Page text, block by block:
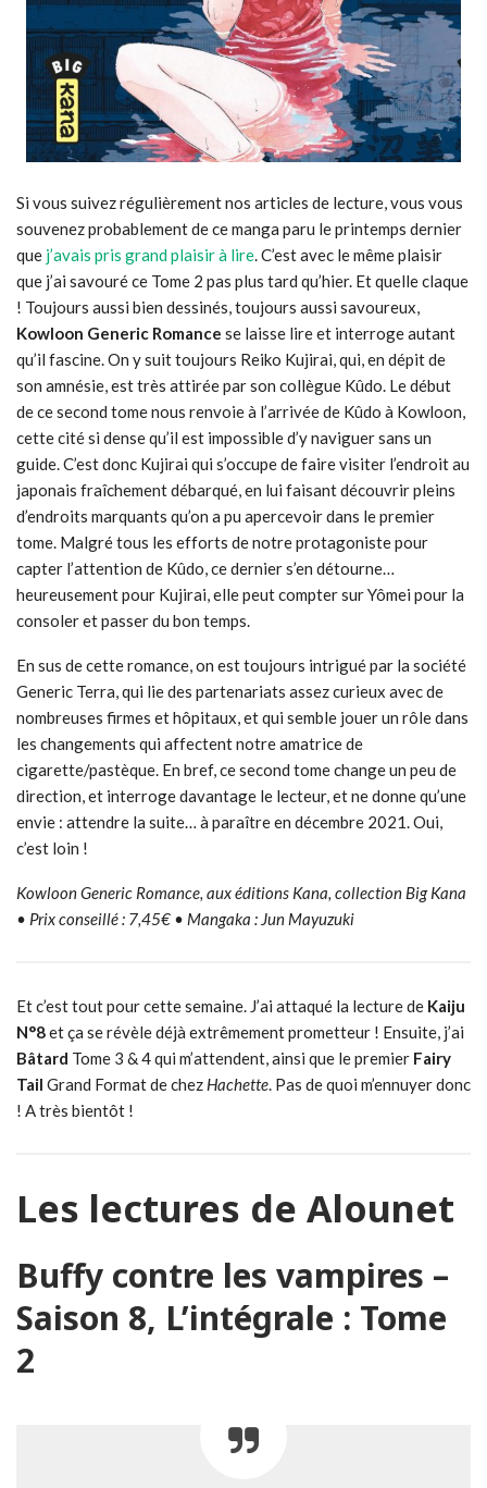
Si vous suivez régulièrement nos articles de lecture, vous vous
souvenez probablement de ce manga paru le printemps dernier
que j’avais pris grand plaisir à lire. C’est avec le même plaisir
que j’ai savouré ce Tome 2 pas plus tard qu’hier. Et quelle claque
! Toujours aussi bien dessinés, toujours aussi savoureux,
Kowloon Generic Romance se laisse lire et interroge autant
qu’il fascine. On y suit toujours Reiko Kujirai, qui, en dépit de
son amnésie, est très attirée par son collègue Kûdo. Le début
de ce second tome nous renvoie à l’arrivée de Kûdo à Kowloon,
cette cité si dense qu’il est impossible d’y naviguer sans un
guide. C’est donc Kujirai qui s’occupe de faire visiter l’endroit au
japonais fraîchement débarqué, en lui faisant découvrir pleins
d’endroits marquants qu’on a pu apercevoir dans le premier
tome. Malgré tous les efforts de notre protagoniste pour
capter l’attention de Kûdo, ce dernier s’en détourne…
heureusement pour Kujirai, elle peut compter sur Yômei pour la
consoler et passer du bon temps.
En sus de cette romance, on est toujours intrigué par la société
Generic Terra, qui lie des partenariats assez curieux avec de
nombreuses firmes et hôpitaux, et qui semble jouer un rôle dans
les changements qui affectent notre amatrice de
cigarette/pastèque. En bref, ce second tome change un peu de
direction, et interroge davantage le lecteur, et ne donne qu’une
envie : attendre la suite… à paraître en décembre 2021. Oui,
c’est loin !
Kowloon Generic Romance, aux éditions Kana, collection Big Kana
• Prix conseillé : 7,45€ • Mangaka : Jun Mayuzuki
Et c’est tout pour cette semaine. J’ai attaqué la lecture de Kaiju
N°8et ça se révèle déjà extrêmement prometteur ! Ensuite, j’ai
Bâtard Tome 3 & 4 qui m’attendent, ainsi que le premier Fairy
Tail Grand Format de chez Hachette. Pas de quoi m’ennuyer donc
! A très bientôt !
Les lectures de Alounet
Buffy contre les vampires –
Saison 8, L’intégrale : Tome
2